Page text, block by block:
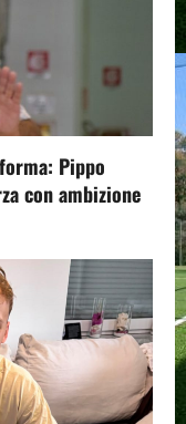
Pippo
con ambizione